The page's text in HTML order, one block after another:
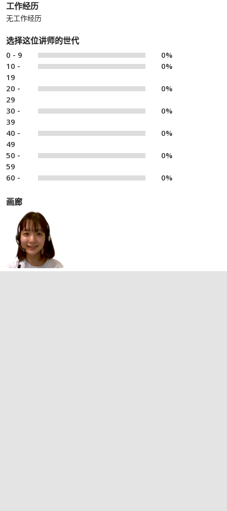
工作经历
无工作经历
选择这位讲师的世代
0 - 9
0%
10 -
19
0%
20 -
29
0%
30 -
39
0%
40 -
49
0%
50 -
59
0%
60 - 0%
画廊